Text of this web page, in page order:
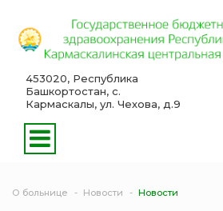
453020, Республика
Башкортостан, с.
Кармаскалы, ул. Чехова, д.9
О больнице Новости Новости